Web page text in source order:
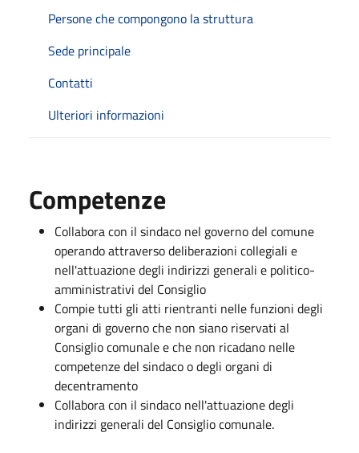
Persone che compongono la struttura
Sede principale
Contatti
Ulteriori informazioni
Competenze
Collabora con il sindaco nel governo del comune
operando attraverso deliberazioni collegiali e
nell'attuazione degli indirizzi generali e politico-
amministrativi del Consiglio
Compie tutti gli atti rientranti nelle funzioni degli
organi di governo che non siano riservati al
Consiglio comunale e che non ricadano nelle
competenze del sindaco o degli organi di
decentramento
Collabora con il sindaco nell'attuazione degli
indirizzi generali del Consiglio comunale.